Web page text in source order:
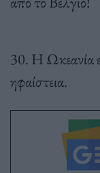
30. Η Ωκεανία
ηφαίστεια.